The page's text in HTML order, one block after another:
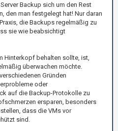
Backup sich um den Rest
den man festgelegt hat! Nur daran
die Backups regelmäßig zu
sie wie beabsichtigt
Hinterkopf behalten sollte, ist,
überwachen möchte.
Gründen
oder
auf die Backup-Protokolle zu
ersparen, besonders
dass die VMs vor
sind.